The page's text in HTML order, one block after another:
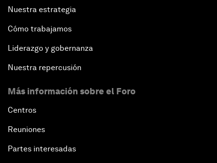
Nuestra estrategia
Cómo trabajamos
Liderazgo y gobernanza
Nuestra repercusión
Más información sobre el Foro
Centros
Reuniones
Partes interesadas